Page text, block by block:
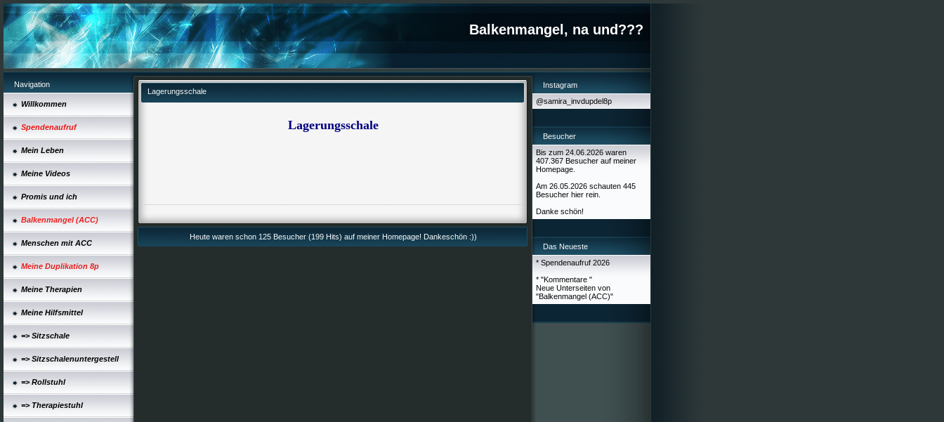
Balkenmangel, na und???
Navigation
Willkommen
Spendenaufruf
Mein Leben
Meine Videos
Promis und ich
Balkenmangel (ACC)
Menschen mit ACC
Meine Duplikation 8p
Meine Therapien
Meine Hilfsmittel
=> Sitzschale
=> Sitzschalenuntergestell
=> Rollstuhl
=> Therapiestuhl
Lagerungsschale
Lagerungsschale
Heute waren schon 125 Besucher (199 Hits) auf meiner Homepage! Dankeschön :))
Instagram
@samira_invdupdel8p
Besucher
Bis zum 24.06.2026 waren
407.367 Besucher auf meiner
Homepage.
Am 26.05.2026 schauten 445
Besucher hier rein.
Danke schön!
Das Neueste
* Spendenaufruf 2026
* "Kommentare "
Neue Unterseiten von
"Balkenmangel (ACC)"